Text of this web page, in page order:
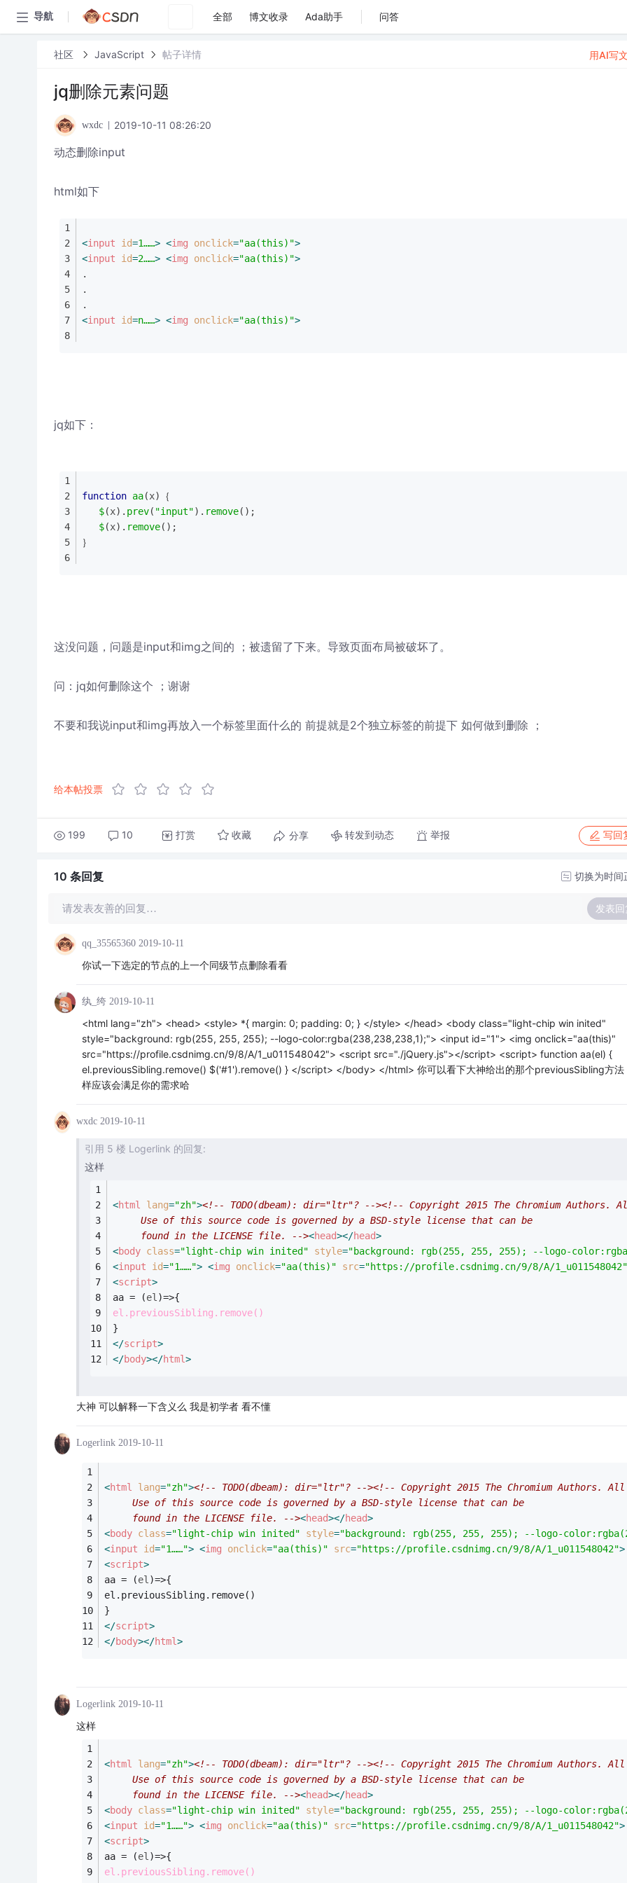
导航 全部 博文收录 Ada助手 问答
社区 JavaScript 帖子详情
jq删除元素问题
wxdc 2019-10-11 08:26:20
动态删除input
html如下
<input id=1……> <img onclick="aa(this)">
<input id=2……> <img onclick="aa(this)">
.
.
.
<input id=n……> <img onclick="aa(this)">
jq如下：
function aa(x)｛
$(x). prev( "input"). remove( );
$(x). remove( );
｝
这没问题，问题是input和img之间的 ；被遗留了下来。导致页面布局被破坏了。
问：jq如何删除这个 ；谢谢
不要和我说input和img再放入一个标签里面什么的 前提就是2个独立标签的前提下 如何做到删除 ；
给本帖投票
199 10 打赏 收藏 分享 转发到动态 举报 写回
用AI写
10 条回复 切换为时间
请发表友善的回复… 发表回
qq_35565360 2019-10-11
你试一下选定的节点的上一个同级节点删除看看
纨_绔 2019-10-11
<html lang="zh"> <head> <style> *{ margin: 0; padding: 0; } </style> </head> <body class="light-chip win inited"
style="background: rgb(255, 255, 255); --logo-color:rgba(238,238,238,1);"> <input id="1"> <img onclick="aa(this)"
src="https://profile.csdnimg.cn/9/8/A/1_u011548042"> <script src="./jQuery.js"></script> <script> function aa(el) {
el.previousSibling.remove() $('#1').remove() } </script> </body> </html> 你可以看下大神给出的那个previousSibling方法
样应该会满足你的需求哈
wxdc 2019-10-11
引用 5 楼 Logerlink 的回复:
这样
<html lang="zh"><!-- TODO(dbeam): dir="ltr"? --><!-- Copyright 2015 The Chromium Authors.
     Use of this source code is governed by a BSD-style license that can be
     found in the LICENSE file. -->
<head></head>
<body class="light-chip win inited" style="background: rgb(255, 255, 255); --logo-
<input id="1……"> <img onclick="aa(this)" src="https://profile.csdnimg.cn/9/8/A/1_u011548042"
<script>
aa =
(el )=>{
el.previousSibling.remove()
}
</script>
</body></html>
大神 可以解释一下含义么 我是初学者 看不懂
Logerlink 2019-10-11
<html lang="zh"><!-- TODO(dbeam): dir="ltr"? --><!-- Copyright 2015 The Chromium Authors.
     Use of this source code is governed by a BSD-style license that can be
     found in the LICENSE file. -->
<head></head>
<body class="light-chip win inited" style="background: rgb(255, 255, 255); --logo-
<input id="1……"> <img onclick="aa(this)" src="https://profile.csdnimg.cn/9/8/A/1_u011548042">
<script>
aa =
(el )=>{
el.previousSibling.remove()
}
</script>
</body></html>
Logerlink 2019-10-11
这样
<html lang="zh"><!-- TODO(dbeam): dir="ltr"? --><!-- Copyright 2015 The Chromium Authors.
     Use of this source code is governed by a BSD-style license that can be
     found in the LICENSE file. -->
<head></head>
<body class="light-chip win inited" style="background: rgb(255, 255, 255); --logo-
<input id="1……"> <img onclick="aa(this)" src="https://profile.csdnimg.cn/9/8/A/1_u011548042">
<script>
aa =
(el )=>{
el.previousSibling.remove()